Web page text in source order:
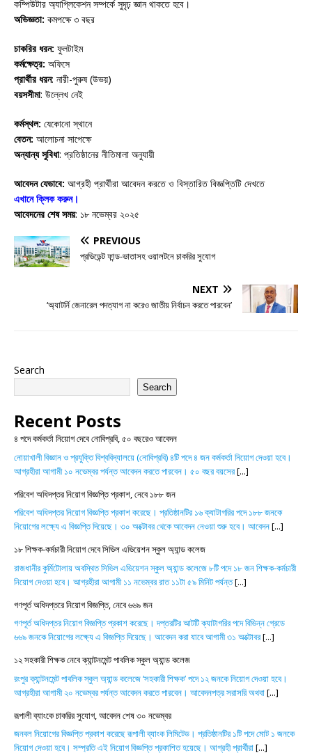
কম্পিউটার অ্যাপ্লিকেশন সম্পর্কে সুদৃঢ় জ্ঞান থাকতে হবে।
অভিজ্ঞতা: কমপক্ষে ৩ বছর
চাকরির ধরন: ফুলটাইম
কর্মক্ষেত্র: অফিসে
প্রার্থীর ধরন: নারী-পুরুষ (উভয়)
বয়সসীমা: উল্লেখ নেই
কর্মস্থল: যেকোনো স্থানে
বেতন: আলোচনা সাপেক্ষে
অন্যান্য সুবিধা: প্রতিষ্ঠানের নীতিমালা অনুযায়ী
আবেদন যেভাবে: আগ্রহী প্রার্থীরা আবেদন করতে ও বিস্তারিত বিজ্ঞপ্তিটি দেখতে
এখানেক্লিক করুন।
আবেদনের শেষ সময়: ১৮ নভেম্বর ২০২৫
PREVIOUS
প্রভিডেন্ট ফান্ড-ভাতাসহ ওয়ালটনে চাকরির সুযোগ
NEXT
‘অ্যাটর্নি জেনারেল পদত্যাগ না করেও জাতীয় নির্বাচন করতে পারবেন’
Search
Search
Recent Posts
৪ পদে কর্মকর্তা নিয়োগ দেবে নোবিপ্রবি, ৫০ বছরেও আবেদন
নোয়াখালী বিজ্ঞান ও প্রযুক্তি বিশ্ববিদ্যালয়ে (নোবিপ্রবি) ৪টি পদে ৪ জন কর্মকর্তা নিয়োগ দেওয়া হবে।
আগ্রহীরা আগামী ১০ নভেম্বর পর্যন্ত আবেদন করতে পারবেন। ৫০ বছর বয়সের[...]
পরিবেশ অধিদপ্তর নিয়োগ বিজ্ঞপ্তি প্রকাশ, নেবে ১৮৮ জন
পরিবেশ অধিদপ্তর নিয়োগ বিজ্ঞপ্তি প্রকাশ করেছে। প্রতিষ্ঠানটির ১৬ ক্যাটাগরির পদে ১৮৮ জনকে
নিয়োগের লক্ষ্যে এ বিজ্ঞপ্তি দিয়েছে। ৩০ অক্টোবর থেকে আবেদন নেওয়া শুরু হবে। আবেদন[...]
১৮ শিক্ষক-কর্মচারী নিয়োগ দেবে সিভিল এভিয়েশন স্কুল অ্যান্ড কলেজ
রাজধানীর কুর্মিটোলায় অবস্থিত সিভিল এভিয়েশন স্কুল অ্যান্ড কলেজে ৮টি পদে ১৮ জন শিক্ষক-কর্মচারী
নিয়োগ দেওয়া হবে। আগ্রহীরা আগামী ১১ নভেম্বর রাত ১১টা ৫৯ মিনিট পর্যন্ত[...]
গণপূর্ত অধিদপ্তরে নিয়োগ বিজ্ঞপ্তি, নেবে ৬৬৯ জন
গণপূর্ত অধিদপ্তর নিয়োগ বিজ্ঞপ্তি প্রকাশ করেছে। দপ্তরটির আটটি ক্যাটাগরির পদে বিভিন্ন গ্রেডে
৬৬৯ জনকে নিয়োগের লক্ষ্যে এ বিজ্ঞপ্তি দিয়েছে। আবেদন করা যাবে আগামী ৩১ অক্টোবর[...]
১২ সহকারী শিক্ষক নেবে ক্যান্টনমেন্ট পাবলিক স্কুল অ্যান্ড কলেজ
রংপুর ক্যান্টনমেন্ট পাবলিক স্কুল অ্যান্ড কলেজে ‘সহকারী শিক্ষক’ পদে ১২ জনকে নিয়োগ দেওয়া হবে।
আগ্রহীরা আগামী ২০ নভেম্বর পর্যন্ত আবেদন করতে পারবেন। আবেদনপত্র সরাসরি অথবা[...]
রূপালী ব্যাংকে চাকরির সুযোগ, আবেদন শেষ ৩০ নভেম্বর
জনবল নিয়োগের বিজ্ঞপ্তি প্রকাশ করেছে রূপালী ব্যাংক লিমিটেড। প্রতিষ্ঠানটির ১টি পদে মোট ১ জনকে
নিয়োগ দেওয়া হবে। সম্প্রতি এই নিয়োগ বিজ্ঞপ্তি প্রকাশিত হয়েছে। আগ্রহী প্রার্থীরা[...]